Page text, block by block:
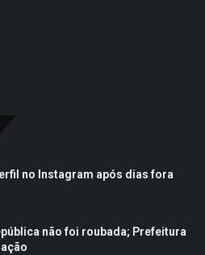
no Instagram após dias fora
não foi roubada; Prefeitura